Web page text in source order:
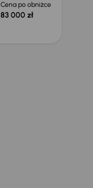
Cena po obniżce
83 000 zł